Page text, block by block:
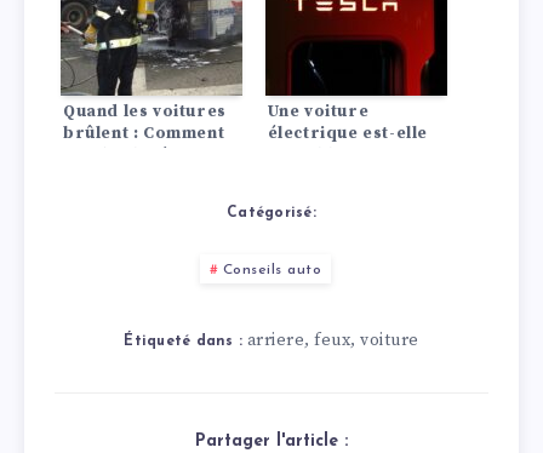
Quand les voitures
brûlent : Comment
Une voiture
électrique est-elle
combustion
Catégorisé:
Conseils auto
Étiqueté dans : arriere,feux,voiture
Partager l'article :